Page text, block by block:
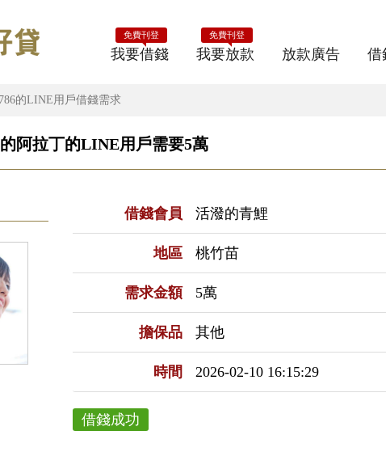
我要借錢
免費刊登
我要放款
免費刊登
放款廣告 借
的LINE用戶借錢需求
阿拉丁的LINE用戶需要5萬
借錢會員 活潑的青鯉
地區 桃竹苗
需求金額 5萬
擔保品 其他
時間 2026-02-10 16:15:29
借錢成功